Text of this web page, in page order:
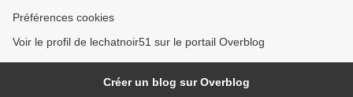
Préférences cookies
Voir le profil de lechatnoir51 sur le portail Overblog
Créer un blog sur Overblog